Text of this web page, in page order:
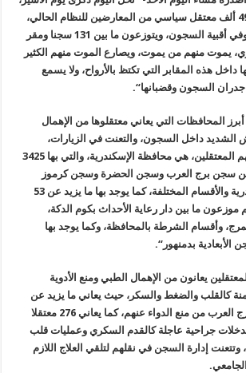
وفي مصر ما يزيد عن 49 ألف معتقل سياسي من المعارضين للنظام الحالي،
يقبعون خلف القضبان وفي أقبية السجون، ويتوزعون ما بين 131 سجنا ومقر
يموت منهم من يموت، ويصارع الموت منهم الكثير
داخل هذه المقابر التي تكتظ بالأرواح، ولا يسمع
السجون وقضبانها“.
المحافظات التي يعاني معتقلوها من الإهمال
الشديد داخل السجون، والتعنت في الزيارات،
ومعاناة الأهالي مع ذويهم المعتقلين، هي محافظة الإسكندرية، والتي بها 3425
بين سجن برج العرب وسجن الحضرة وسجن كرموز
ومديرية الأمن بالإسكندرية والأقسام المختلفة، كما يوجد بها ما يزيد عن 53
موزعون ما بين دار رعاية الأحداث بكوم الدكة،
وأقسام الشرطة بالمحافظة، وكما يوجد بها
الأبعادية بدمنهور“.
يعانون من الإهمال الطبي ومنع الأدوية
كالقلب والضغط والسكر، حيث يعاني ما يزيد عن
420 معتقلا في سجن برج العرب من منع الدواء عنهم، كما يعاني 276 معتقلا
جراحية عاجلة كالقدم السكري وعمليات قلب
إدارة السجن في نقلهم لتلقي العلاج اللازم
.